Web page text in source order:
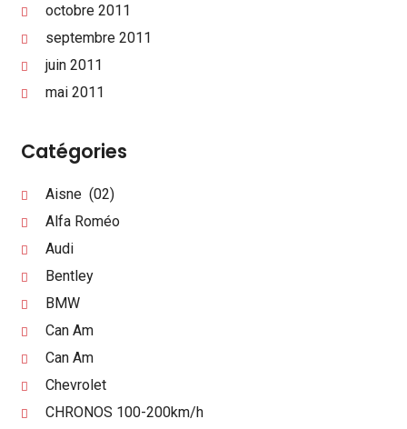
octobre 2011
septembre 2011
juin 2011
mai 2011
Catégories
Aisne (02)
Alfa Roméo
Audi
Bentley
BMW
Can Am
Can Am
Chevrolet
CHRONOS 100-200km/h